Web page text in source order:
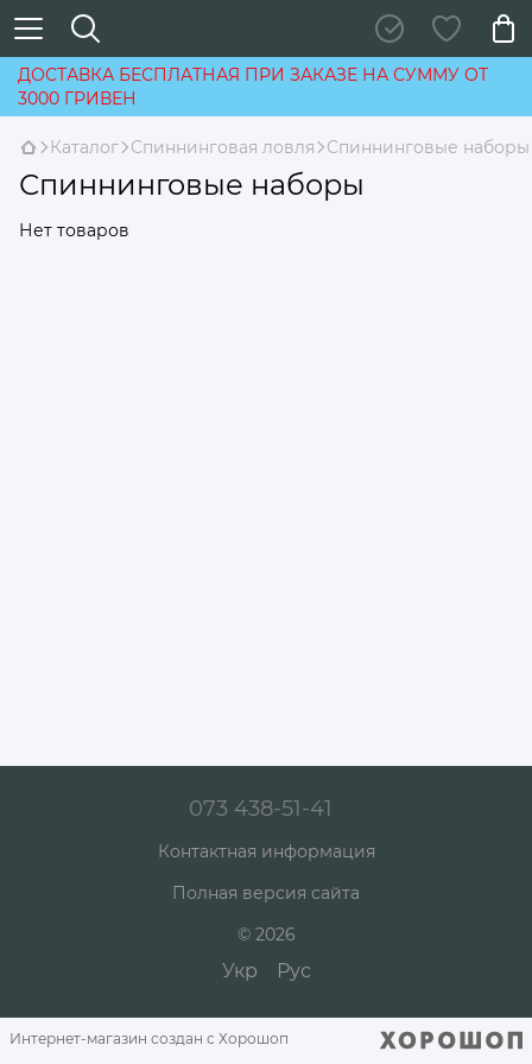
ДОСТАВКА БЕСПЛАТНАЯ ПРИ ЗАКАЗЕ НА СУММУ ОТ
3000 ГРИВЕН
Каталог Спиннинговая ловля Спиннинговые наборы
Спиннинговые наборы
Нет товаров
073 438-51-41
Контактная информация
Полная версия сайта
© 2026
Укр Рус
Интернет-магазин создан с Хорошоп